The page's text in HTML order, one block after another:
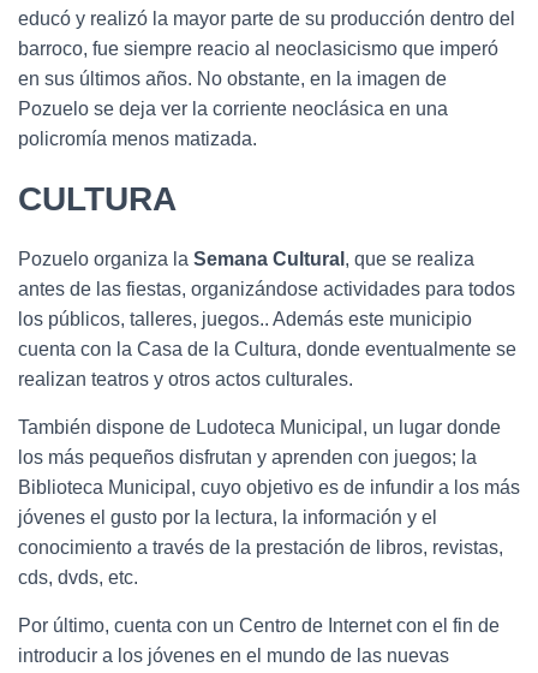
educó y realizó la mayor parte de su producción dentro del
barroco, fue siempre reacio al neoclasicismo que imperó
en sus últimos años. No obstante, en la imagen de
Pozuelo se deja ver la corriente neoclásica en una
policromía menos matizada.
CULTURA
Pozuelo organiza la Semana Cultural , que se realiza
antes de las fiestas, organizándose actividades para todos
los públicos, talleres, juegos.. Además este municipio
cuenta con la Casa de la Cultura, donde eventualmente se
realizan teatros y otros actos culturales.
También dispone de Ludoteca Municipal, un lugar donde
los más pequeños disfrutan y aprenden con juegos; la
Biblioteca Municipal, cuyo objetivo es de infundir a los más
jóvenes el gusto por la lectura, la información y el
conocimiento a través de la prestación de libros, revistas,
cds, dvds, etc.
Por último, cuenta con un Centro de Internet con el fin de
introducir a los jóvenes en el mundo de las nuevas